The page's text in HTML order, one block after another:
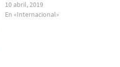
10 abril, 2019
En «Internacional»